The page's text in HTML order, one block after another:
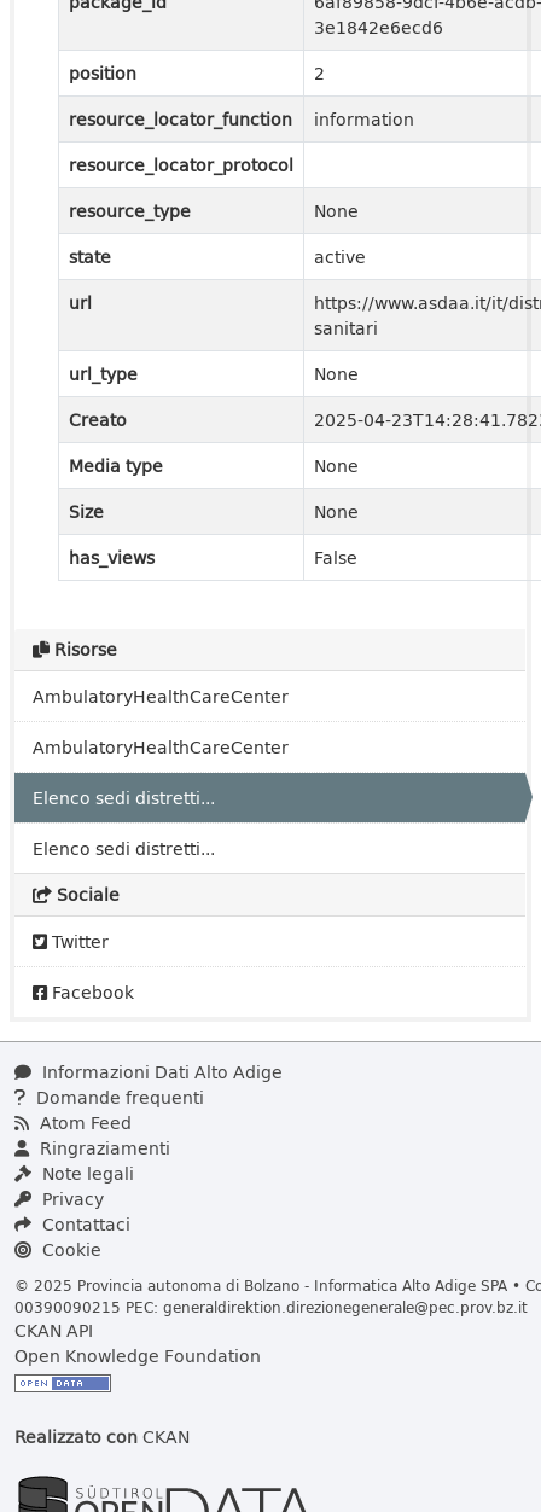
Risorse
AmbulatoryHealthCareCenter
AmbulatoryHealthCareCenter
Elenco sedi distretti...
Elenco sedi distretti...
Sociale
Twitter
Facebook
3e1842e6ecd6
position
2
resource_locator_function
information
resource_locator_protocol
resource_type
None
state
active
url
https://www.asdaa.it/it/
sanitari
url_type
None
Creato
2025-04-
Media type
None
Size
None
has_views
False
Informazioni Dati Alto Adige
Domande frequenti
Atom Feed
Ringraziamenti
Note legali
Privacy
Contattaci
Cookie
© 2025 Provincia autonoma di Bolzano - Informatica Alto Adige SPA •
00390090215 PEC: generaldirektion.direzionegenerale@pec.prov.bz.it
CKAN API
Open Knowledge Foundation
Realizzato conCKAN